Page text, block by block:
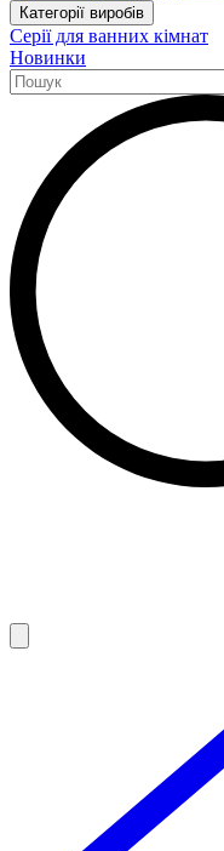
Категорії виробів
Серії для ванних кімнат
Новинки